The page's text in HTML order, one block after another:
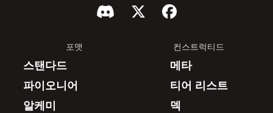
포맷
스탠다드
파이오니어
알케미
컨스트럭티드
메타
티어 리스트
덱